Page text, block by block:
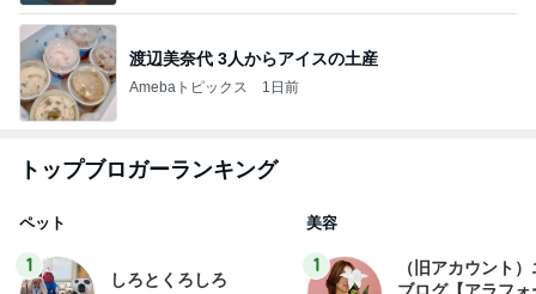
渡辺美奈代 3人からアイスの土産
Amebaトピックス 1日前
トップブロガーランキング
ペット
1
しろとくろしろ
美容
1
（旧アカウント